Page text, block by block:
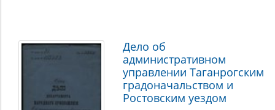
Дело об
административном
управлении Таганрогским
градоначальством и
Ростовским уездом